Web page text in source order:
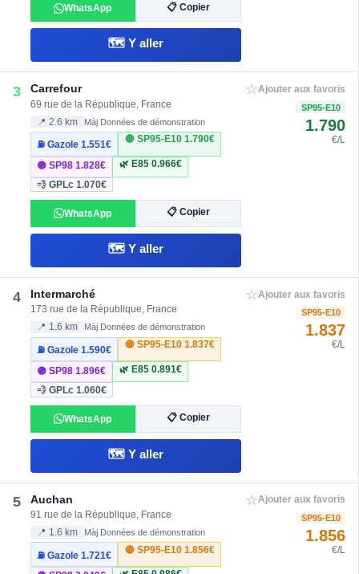
WhatsApp 📋 Copier
🗺️ Y aller
3 Carrefour
69 rue de la République, France
📍 2.6 km Màj Données de démonstration
⛽ Gazole1.551€
🔴 SP95-E10 1.790€
🟣 SP981.828€ 🌿 E85 0.966€
💨 GPLc1.070€
WhatsApp 📋 Copier
🗺️ Y aller
☆Ajouter aux favoris
SP95-E10
1.790
€/L
4 Intermarché
173 rue de la République, France
📍 1.6 km Màj Données de démonstration
⛽ Gazole1.590€
🔴 SP95-E10 1.837€
🟣 SP981.896€ 🌿 E85 0.891€
💨 GPLc1.060€
WhatsApp 📋 Copier
🗺️ Y aller
☆Ajouter aux favoris
SP95-E10
1.837
€/L
5 Auchan
91 rue de la République, France
📍 1.6 km Màj Données de démonstration
⛽ Gazole1.721€
🔴 SP95-E10 1.856€
☆Ajouter aux favoris
SP95-E10
1.856
€/L